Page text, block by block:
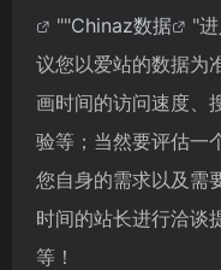
""Chinaz数据
"
议您以爱站的数据为
画时间的访问速度、
验等；当然要评估一
您自身的需求以及需
时间的站长进行洽谈
等！